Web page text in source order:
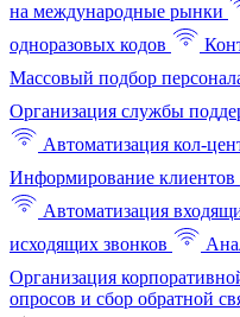
на международные рынки
одноразовых кодов
Массовый подбор
Организация службы
Автоматизация кол-
Информирование клиентов
Автоматизация
исходящих звонков
Организация
опросов и сбор обратной